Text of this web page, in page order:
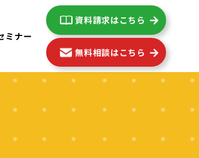
ミナー
資料請求はこちら
無料相談はこちら